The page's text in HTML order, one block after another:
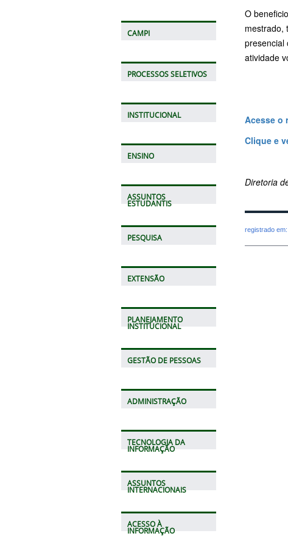
CAMPI
PROCESSOS SELETIVOS
INSTITUCIONAL
ENSINO
ASSUNTOS
ESTUDANTIS
PESQUISA
EXTENSÃO
PLANEJAMENTO
INSTITUCIONAL
GESTÃO DE PESSOAS
ADMINISTRAÇÃO
TECNOLOGIA DA
INFORMAÇÃO
ASSUNTOS
INTERNACIONAIS
ACESSO À
INFORMAÇÃO
O
mestrado,
presencial
atividade
Acesse o
Clique e
Diretoria
registrado em: